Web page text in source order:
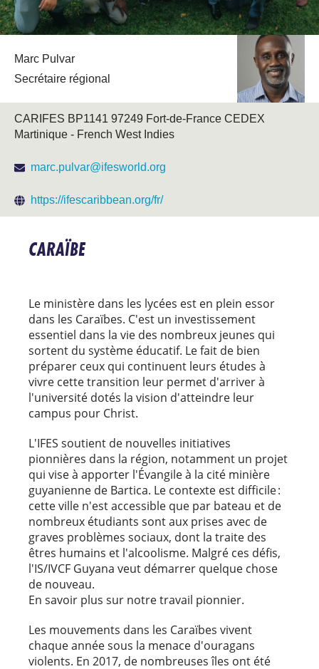
Marc Pulvar
Secrétaire régional
CARIFES BP1141 97249 Fort-de-France CEDEX
Martinique - French West Indies
marc.pulvar@ifesworld.org
https://ifescaribbean.org/fr/
CARAÏBE
Le ministère dans les lycées est en plein essor
dans les Caraïbes. C'est un investissement
essentiel dans la vie des nombreux jeunes qui
sortent du système éducatif. Le fait de bien
préparer ceux qui continuent leurs études à
vivre cette transition leur permet d'arriver à
l'université dotés la vision d'atteindre leur
campus pour Christ.
L'IFES soutient de nouvelles initiatives
pionnières dans la région, notamment un projet
qui vise à apporter l'Évangile à la cité minière
guyanienne de Bartica. Le contexte est difficile :
cette ville n'est accessible que par bateau et de
nombreux étudiants sont aux prises avec de
graves problèmes sociaux, dont la traite des
êtres humains et l'alcoolisme. Malgré ces défis,
l'IS/IVCF Guyana veut démarrer quelque chose
de nouveau.
En savoir plus sur notre travail pionnier.
Les mouvements dans les Caraïbes vivent
chaque année sous la menace d'ouragans
violents. En 2017, de nombreuses îles ont été